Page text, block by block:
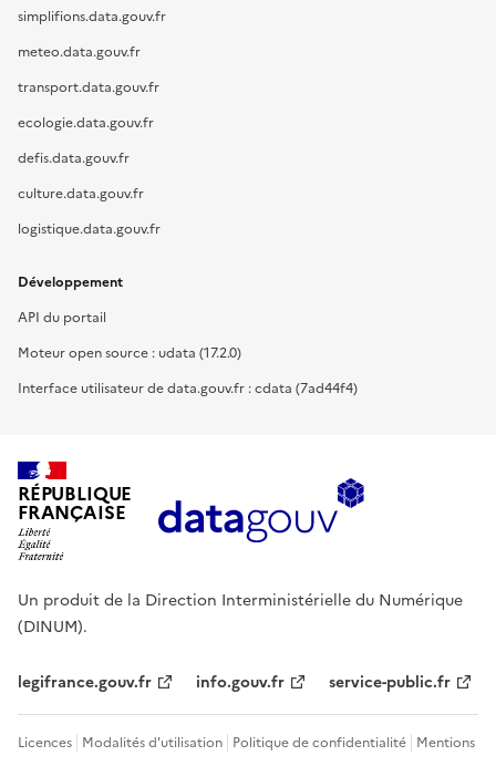
simplifions.data.gouv.fr
meteo.data.gouv.fr
transport.data.gouv.fr
ecologie.data.gouv.fr
defis.data.gouv.fr
culture.data.gouv.fr
logistique.data.gouv.fr
Développement
API du portail
Moteur open source : udata (17.2.0)
Interface utilisateur de data.gouv.fr : cdata (7ad44f4)
RÉPUBLIQUE
FRANÇAISE
Un produit de la Direction Interministérielle du Numérique
(DINUM).
legifrance.gouv.fr info.gouv.fr service-public.fr
Licences Modalités d'utilisation Politique de confidentialité Mentions